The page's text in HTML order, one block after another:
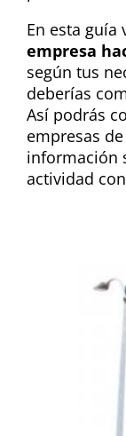
En esta
empresa
según tus
deberías
Así podrás
empresas
información
actividad